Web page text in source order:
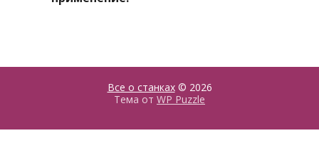
Все о станках© 2026
Тема от WP Puzzle